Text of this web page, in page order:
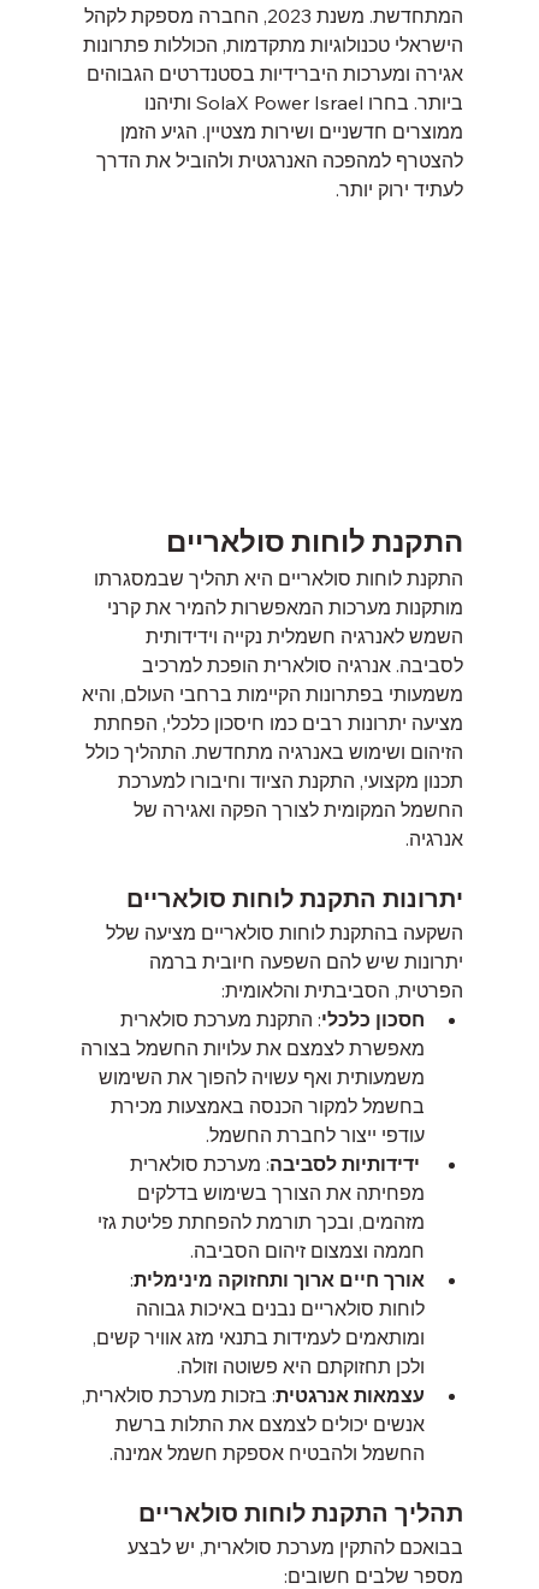
המתחדשת. משנת 2023, החברה מספקת לקהל
הישראלי טכנולוגיות מתקדמות, הכוללות פתרונות
אגירה ומערכות היברידיות בסטנדרטים הגבוהים
ביותר. בחרו SolaX Power Israel ותיהנו
ממוצרים חדשניים ושירות מצטיין. הגיע הזמן
להצטרף למהפכה האנרגטית ולהוביל את הדרך
לעתיד ירוק יותר.
התקנת לוחות סולאריים
התקנת לוחות סולאריים היא תהליך שבמסגרתו
מותקנות מערכות המאפשרות להמיר את קרני
השמש לאנרגיה חשמלית נקייה וידידותית
לסביבה. אנרגיה סולארית הופכת למרכיב
משמעותי בפתרונות הקיימות ברחבי העולם, והיא
מציעה יתרונות רבים כמו חיסכון כלכלי, הפחתת
הזיהום ושימוש באנרגיה מתחדשת. התהליך כולל
תכנון מקצועי, התקנת הציוד וחיבורו למערכת
החשמל המקומית לצורך הפקה ואגירה של
אנרגיה.
יתרונות התקנת לוחות סולאריים
השקעה בהתקנת לוחות סולאריים מציעה שלל
יתרונות שיש להם השפעה חיובית ברמה
הפרטית, הסביבתית והלאומית:
חסכון כלכלי: התקנת מערכת סולארית
מאפשרת לצמצם את עלויות החשמל בצורה
משמעותית ואף עשויה להפוך את השימוש
בחשמל למקור הכנסה באמצעות מכירת
עודפי ייצור לחברת החשמל.
ידידותיות לסביבה: מערכת סולארית
מפחיתה את הצורך בשימוש בדלקים
מזהמים, ובכך תורמת להפחתת פליטת גזי
חממה וצמצום זיהום הסביבה.
אורך חיים ארוך ותחזוקה מינימלית:
לוחות סולאריים נבנים באיכות גבוהה
ומותאמים לעמידות בתנאי מזג אוויר קשים,
ולכן תחזוקתם היא פשוטה וזולה.
עצמאות אנרגטית: בזכות מערכת סולארית,
אנשים יכולים לצמצם את התלות ברשת
החשמל ולהבטיח אספקת חשמל אמינה.
תהליך התקנת לוחות סולאריים
בבואכם להתקין מערכת סולארית, יש לבצע
מספר שלבים חשובים: